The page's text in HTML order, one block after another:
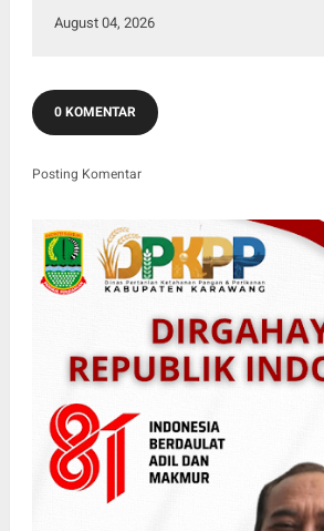
August 04, 2026
0 KOMENTAR
Posting Komentar